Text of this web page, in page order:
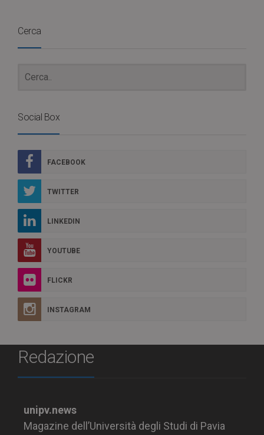
Cerca
Social Box
FACEBOOK
TWITTER
LINKEDIN
YOUTUBE
FLICKR
INSTAGRAM
Redazione
unipv.news
Magazine dell’Università degli Studi di Pavia